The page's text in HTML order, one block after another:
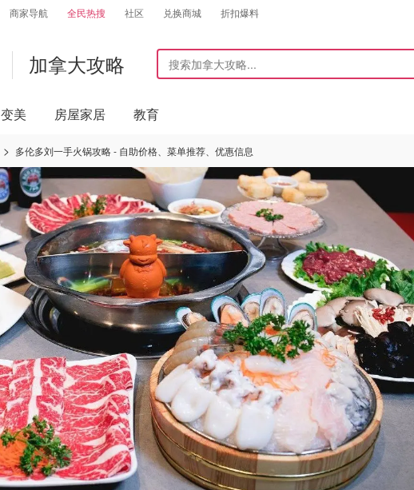
商家导航 全民热搜 社区 兑换商城 折扣爆料
加拿大攻略
变美 房屋家居 教育
多伦多刘一手火锅攻略 - 自助价格、菜单推荐、优惠信息